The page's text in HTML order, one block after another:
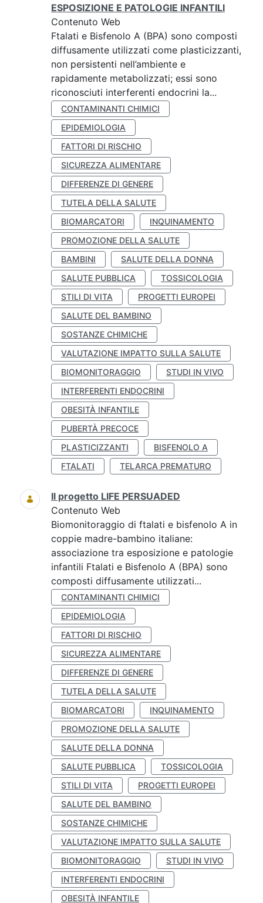
ESPOSIZIONE E PATOLOGIE INFANTILI
Contenuto Web
Ftalati e Bisfenolo A (BPA) sono composti
diffusamente utilizzati come plasticizzanti,
non persistenti nell’ambiente e
rapidamente metabolizzati; essi sono
riconosciuti interferenti endocrini la...
CONTAMINANTI CHIMICI
EPIDEMIOLOGIA
FATTORI DI RISCHIO
SICUREZZA ALIMENTARE
DIFFERENZE DI GENERE
TUTELA DELLA SALUTE
BIOMARCATORI
INQUINAMENTO
PROMOZIONE DELLA SALUTE
BAMBINI
SALUTE DELLA DONNA
SALUTE PUBBLICA
TOSSICOLOGIA
STILI DI VITA
PROGETTI EUROPEI
SALUTE DEL BAMBINO
SOSTANZE CHIMICHE
VALUTAZIONE IMPATTO SULLA SALUTE
BIOMONITORAGGIO
STUDI IN VIVO
INTERFERENTI ENDOCRINI
OBESITÀ INFANTILE
PUBERTÀ PRECOCE
PLASTICIZZANTI
BISFENOLO A
FTALATI
TELARCA PREMATURO
Il progetto LIFE PERSUADED
Contenuto Web
Biomonitoraggio di ftalati e bisfenolo A in
coppie madre-bambino italiane:
associazione tra esposizione e patologie
infantili Ftalati e Bisfenolo A (BPA) sono
composti diffusamente utilizzati...
CONTAMINANTI CHIMICI
EPIDEMIOLOGIA
FATTORI DI RISCHIO
SICUREZZA ALIMENTARE
DIFFERENZE DI GENERE
TUTELA DELLA SALUTE
BIOMARCATORI
INQUINAMENTO
PROMOZIONE DELLA SALUTE
SALUTE DELLA DONNA
SALUTE PUBBLICA
TOSSICOLOGIA
STILI DI VITA
PROGETTI EUROPEI
SALUTE DEL BAMBINO
SOSTANZE CHIMICHE
VALUTAZIONE IMPATTO SULLA SALUTE
BIOMONITORAGGIO
STUDI IN VIVO
INTERFERENTI ENDOCRINI
OBESITÀ INFANTILE